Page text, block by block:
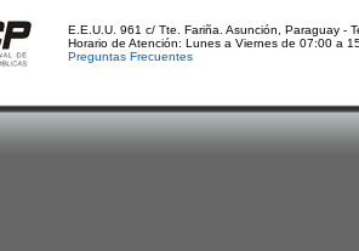
E.E.U.U. 961 c/ Tte. Fariña. Asunción, Paraguay -
Horario de Atención: Lunes a Viernes de 07:00 a
Preguntas Frecuentes